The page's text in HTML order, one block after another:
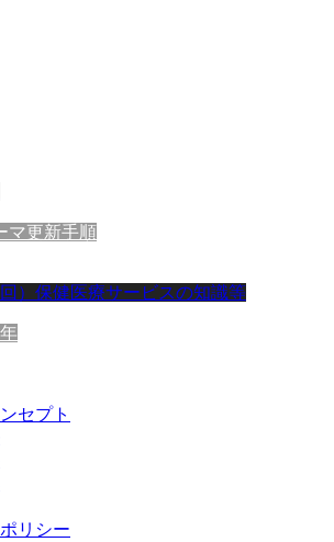
マ更新手順
）保健医療サービスの知識等
セプト
リシー